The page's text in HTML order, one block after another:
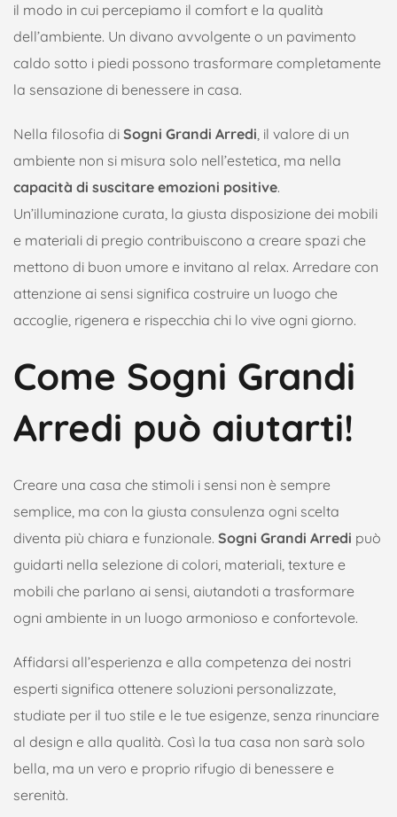
il modo in cui percepiamo il comfort e la qualità
dell’ambiente. Un divano avvolgente o un pavimento
caldo sotto i piedi possono trasformare completamente
la sensazione di benessere in casa.
Nella filosofia di Sogni Grandi Arredi, il valore di un
ambiente non si misura solo nell’estetica, ma nella
capacità di suscitare emozioni positive.
Un’illuminazione curata, la giusta disposizione dei mobili
e materiali di pregio contribuiscono a creare spazi che
mettono di buon umore e invitano al relax. Arredare con
attenzione ai sensi significa costruire un luogo che
accoglie, rigenera e rispecchia chi lo vive ogni giorno.
Come Sogni Grandi
Arredi può aiutarti!
Creare una casa che stimoli i sensi non è sempre
semplice, ma con la giusta consulenza ogni scelta
diventa più chiara e funzionale. Sogni Grandi Arredi può
guidarti nella selezione di colori, materiali, texture e
mobili che parlano ai sensi, aiutandoti a trasformare
ogni ambiente in un luogo armonioso e confortevole.
Affidarsi all’esperienza e alla competenza dei nostri
esperti significa ottenere soluzioni personalizzate,
studiate per il tuo stile e le tue esigenze, senza rinunciare
al design e alla qualità. Così la tua casa non sarà solo
bella, ma un vero e proprio rifugio di benessere e
serenità.